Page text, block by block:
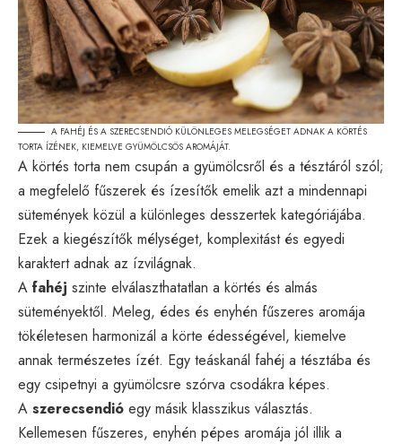
A FAHÉJ ÉS A SZERECSENDIÓ KÜLÖNLEGES MELEGSÉGET ADNAK A KÖRTÉS
TORTA ÍZÉNEK, KIEMELVE GYÜMÖLCSÖS AROMÁJÁT.
A körtés torta nem csupán a gyümölcsről és a tésztáról szól;
a megfelelő fűszerek és ízesítők emelik azt a mindennapi
sütemények közül a különleges desszertek kategóriájába.
Ezek a kiegészítők mélységet, komplexitást és egyedi
karaktert adnak az ízvilágnak.
A fahéj szinte elválaszthatatlan a körtés és almás
süteményektől. Meleg, édes és enyhén fűszeres aromája
tökéletesen harmonizál a körte édességével, kiemelve
annak természetes ízét. Egy teáskanál fahéj a tésztába és
egy csipetnyi a gyümölcsre szórva csodákra képes.
A szerecsendió egy másik klasszikus választás.
Kellemesen fűszeres, enyhén pépes aromája jól illik a